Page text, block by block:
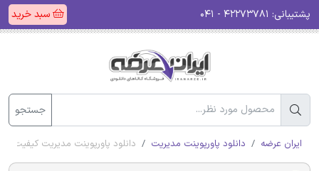
پشتیبانی: سبد خرید
جستجو
ایران عرضه دانلود پاورپوینت مدیریت دانلود پاورپوینت مدیریت کیفیت